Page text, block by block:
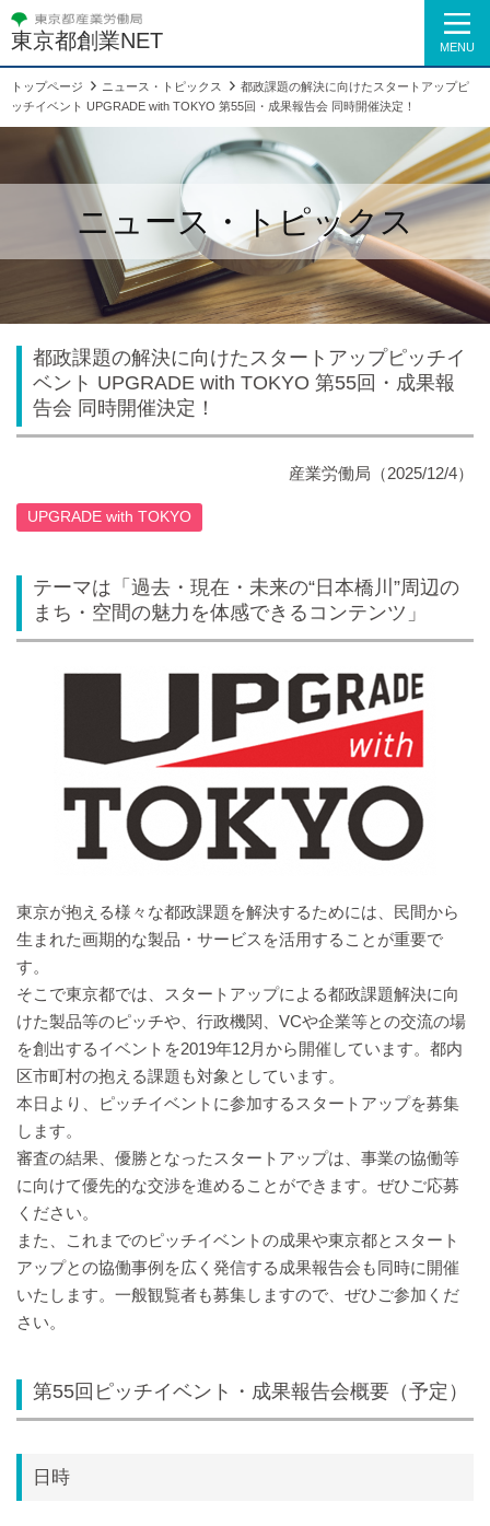
東京都創業NET MENU
トップページ ニュース・トピックス
都政課題の解決に向けたスタートアップピ
ッチイベント UPGRADE with TOKYO 第55回・成果報告会 同時開催決定！
ニュース・トピックス
都政課題の解決に向けたスタートアップピッチイ
ベント UPGRADE with TOKYO 第55回・成果報
告会 同時開催決定！
産業労働局（2025/12/4）
UPGRADE with TOKYO
テーマは「過去・現在・未来の“日本橋川”周辺の
まち・空間の魅力を体感できるコンテンツ」
東京が抱える様々な都政課題を解決するためには、民間から
生まれた画期的な製品・サービスを活用することが重要で
す。
そこで東京都では、スタートアップによる都政課題解決に向
けた製品等のピッチや、行政機関、VCや企業等との交流の場
を創出するイベントを2019年12月から開催しています。都内
区市町村の抱える課題も対象としています。
本日より、ピッチイベントに参加するスタートアップを募集
します。
審査の結果、優勝となったスタートアップは、事業の協働等
に向けて優先的な交渉を進めることができます。ぜひご応募
ください。
また、これまでのピッチイベントの成果や東京都とスタート
アップとの協働事例を広く発信する成果報告会も同時に開催
いたします。一般観覧者も募集しますので、ぜひご参加くだ
さい。
第55回ピッチイベント・成果報告会概要（予定）
日時